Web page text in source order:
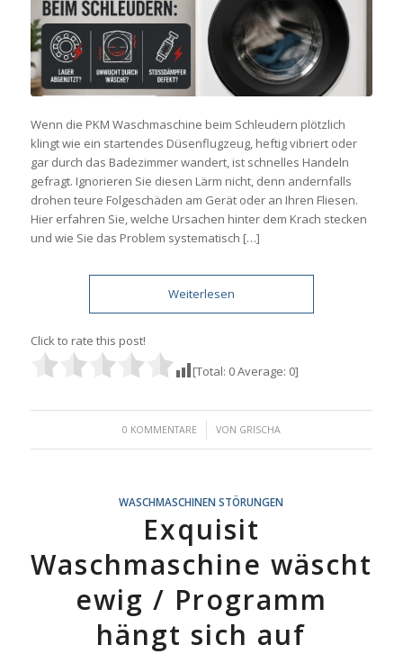
Wenn die PKM Waschmaschine beim Schleudern plötzlich
klingt wie ein startendes Düsenflugzeug, heftig vibriert oder
gar durch das Badezimmer wandert, ist schnelles Handeln
gefragt. Ignorieren Sie diesen Lärm nicht, denn andernfalls
drohen teure Folgeschäden am Gerät oder an Ihren Fliesen.
Hier erfahren Sie, welche Ursachen hinter dem Krach stecken
und wie Sie das Problem systematisch […]
Weiterlesen
Click to rate this post!
[Total: 0Average: 0]
0 KOMMENTARE
/ VON GRISCHA
WASCHMASCHINEN STÖRUNGEN
Exquisit
Waschmaschine wäscht
ewig / Programm
hängt sich auf